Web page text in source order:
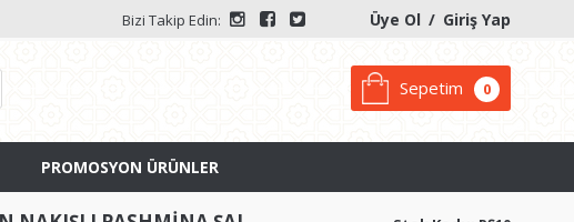
Üye Ol / Giriş Yap
Bizi Takip Edin:
Sepetim 0
PROMOSYON ÜRÜNLER